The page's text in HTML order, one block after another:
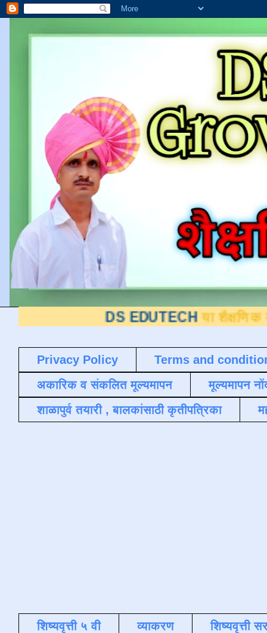
DS EDUTECH या शैक्षणिक ब्लॉगवर
Privacy Policy
Terms and
अकारिक व संकलित मूल्यमापन
मूल्यमापन
शाळापुर्व तयारी , बालकांसाठी कृतीपत्रिका
शिष्यवृत्ती ५ वी व्याकरण
शिष्यवृत्ती